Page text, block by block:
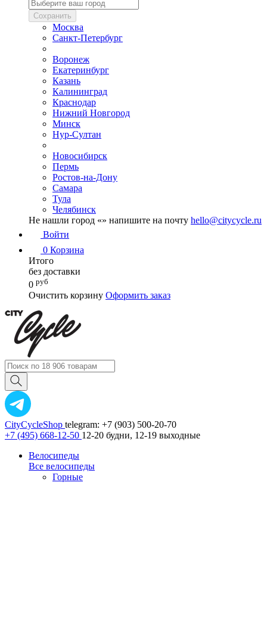
Сохранить
Москва
Санкт-Петербург
Воронеж
Екатеринбург
Казань
Калининград
Краснодар
Нижний Новгород
Минск
Нур-Султан
Новосибирск
Пермь
Ростов-на-Дону
Самара
Тула
Челябинск
Не нашли город «» напишите на почту hello@citycycle.ru
Войти
0 Корзина
Итого
без доставки
0 руб
Очистить корзину Оформить заказ
CityCycleShop telegram: +7 (903) 500-20-70
+7 (495) 668-12-50 12-20 будни, 12-19 выходные
Велосипеды
Все велосипеды
Горные